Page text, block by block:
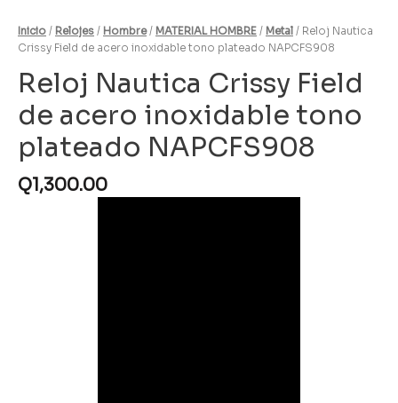
Inicio / Relojes / Hombre/ MATERIAL HOMBRE / Metal / Reloj Nautica
Crissy Field de acero inoxidable tono plateado NAPCFS908
Reloj Nautica Crissy Field
de acero inoxidable tono
plateado NAPCFS908
Q1,300.00